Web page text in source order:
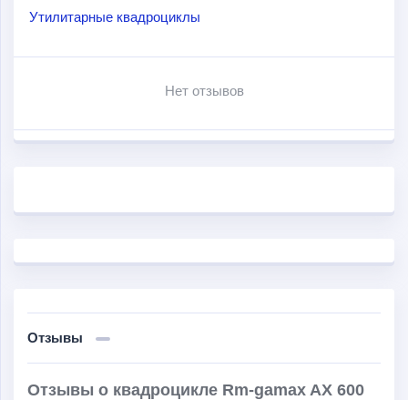
грунтозацепов.
пассажира, а два багажника и фаркоп помогут
Утилитарные квадроциклы
Нет отзывов
Отзывы
Отзывы о квадроцикле Rm-gamax AX 600